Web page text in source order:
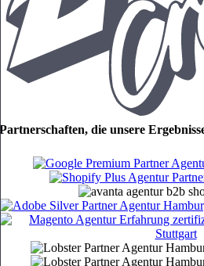
Partnerschaften, die unsere